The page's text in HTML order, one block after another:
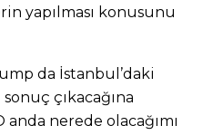
yapılması konusunu
da İstanbul’daki
çıkacağına
anda nerede olacağımı